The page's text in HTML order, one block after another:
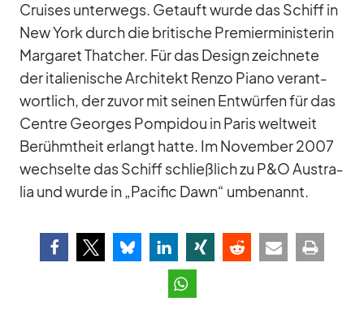
Crui­ses un­ter­wegs. Ge­tauft wurde das Schiff in
New York durch die bri­ti­sche Pre­mier­mi­nis­te­rin
Mar­ga­ret That­cher. Für das De­sign zeich­nete
der ita­lie­ni­sche Ar­chi­tekt Renzo Piano ver­ant­
wort­lich, der zu­vor mit sei­nen Ent­wür­fen für das
Centre Ge­or­ges Pom­pi­dou in Pa­ris welt­weit
Be­rühmt­heit er­langt hatte. Im No­vem­ber 2007
wech­selte das Schiff schließ­lich zu P&O Aus­tra­
lia und wurde in „Pa­ci­fic Dawn“ um­be­nannt.